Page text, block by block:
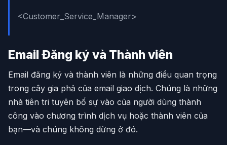
<Customer_Service_Manager>
Email Đăng ký và Thành viên
Email đăng ký và thành viên là những điều quan trọng
trong cây gia phả của email giao dịch. Chúng là những
nhà tiên tri tuyên bố sự vào của người dùng thành
công vào chương trình dịch vụ hoặc thành viên của
bạn—và chúng không dừng ở đó.